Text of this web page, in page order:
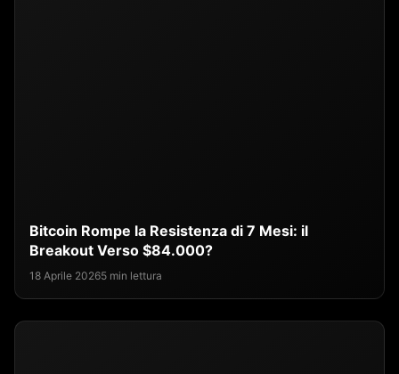
Bitcoin Rompe la Resistenza di 7 Mesi: il
Breakout Verso $84.000?
18 Aprile 20265 min lettura